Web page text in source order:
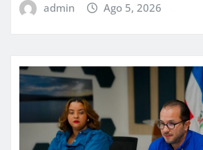
admin Ago 5, 2026